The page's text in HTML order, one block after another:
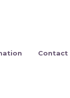
Contact